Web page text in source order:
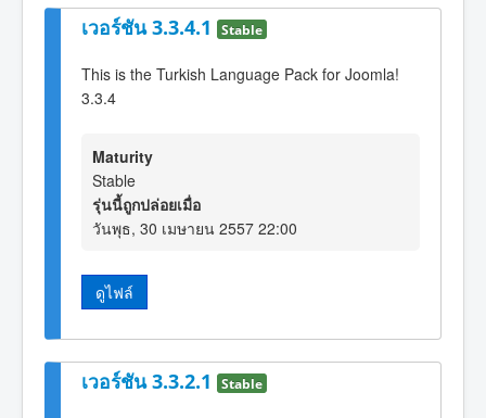
เวอร์ชัน 3.3.4.1 Stable
This is the Turkish Language Pack for Joomla!
3.3.4
Maturity
Stable
รุ่นนี้ถูกปล่อยเมื่อ
วันพุธ, 30 เมษายน 2557 22:00
ดูไฟล์
เวอร์ชัน 3.3.2.1 Stable